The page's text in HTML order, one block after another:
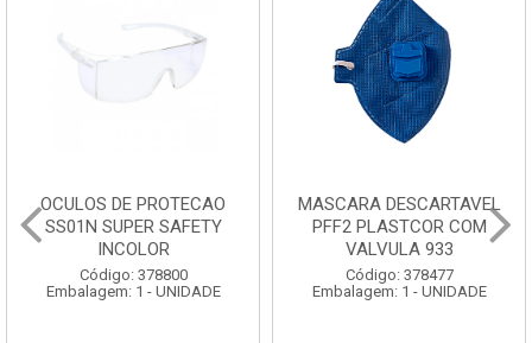
OCULOS DE PROTECAO
SS01N SUPER SAFETY
INCOLOR
Código: 378800
Embalagem: 1 - UNIDADE
MASCARA DESCARTAVEL
PFF2 PLASTCOR COM
VALVULA 933
Código: 378477
Embalagem: 1 - UNIDADE